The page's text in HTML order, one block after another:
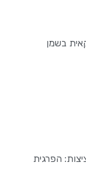
בשמן
הפרגית